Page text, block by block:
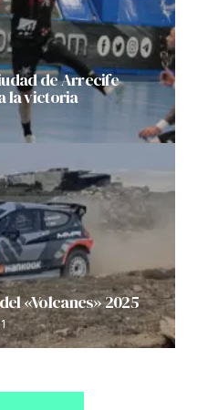
de Arrecife
la victoria
«Volcanes» 2025